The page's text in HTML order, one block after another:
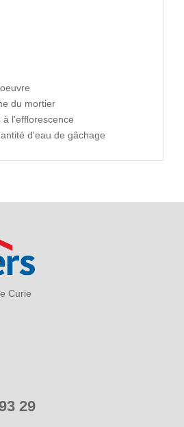
du mortier
à l'efflorescence
d'eau de gâchage
Curie
29